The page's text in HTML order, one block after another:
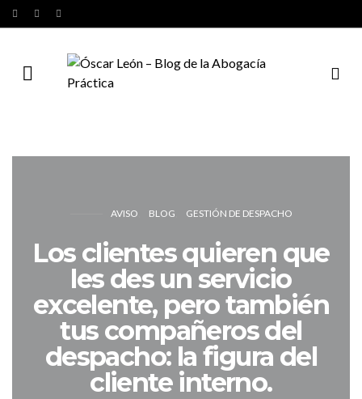
AVISO BLOG GESTIÓN DE DESPACHO
Los clientes quieren que
les des un servicio
excelente, pero también
tus compañeros del
despacho: la figura del
cliente interno.